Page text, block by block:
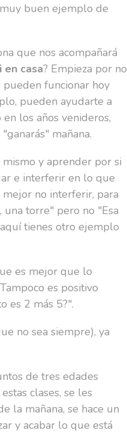
buen ejemplo de
que nos acompañará
en casa? Empieza por no
pueden funcionar hoy
pueden ayudarte a
los años venideros,
mañana.
y aprender por si
e interferir en lo que
mejor no interferir, para
torre" pero no "Esa
tienes otro ejemplo
es mejor que lo
es positivo
es 2 más 5?".
no sea siempre), ya
de tres edades
clases, se les
la mañana, se hace un
y acabar lo que está